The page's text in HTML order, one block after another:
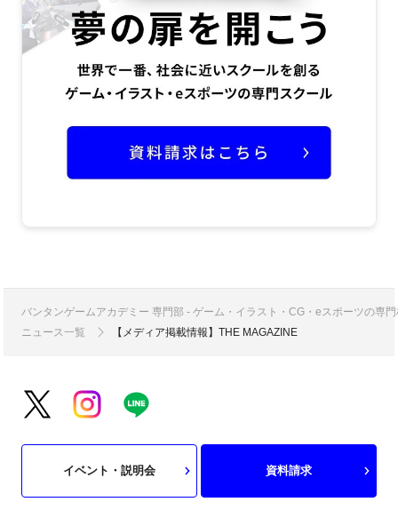
バンタンゲームアカデミー 専門部 - ゲーム・イラスト・CG・eスポーツの専
ニュース一覧
【メディア掲載情報】THE MAGAZINE
イベント・説明会 資料請求